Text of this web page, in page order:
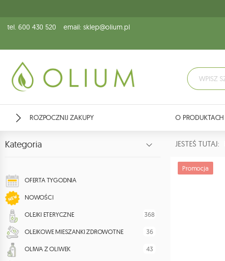
tel. 600 430 520 email: sklep@olium.pl
ROZPOCZNIJ ZAKUPY O PRODUKTACH
Kategoria
OFERTA TYGODNIA
NOWOŚCI
OLEJKI ETERYCZNE 368
OLEJKOWE MIESZANKI ZDROWOTNE 36
OLIWA Z OLIWEK 43
JESTEŚ TUTAJ:
Promocja